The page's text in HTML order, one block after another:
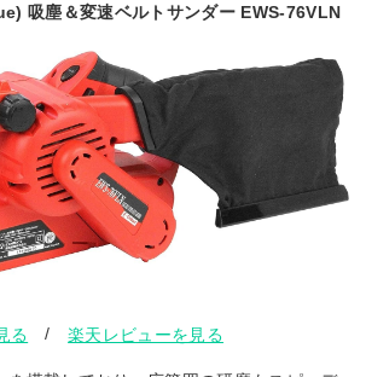
吸塵＆変速ベルトサンダー EWS-76VLN
る /楽天レビューを見る